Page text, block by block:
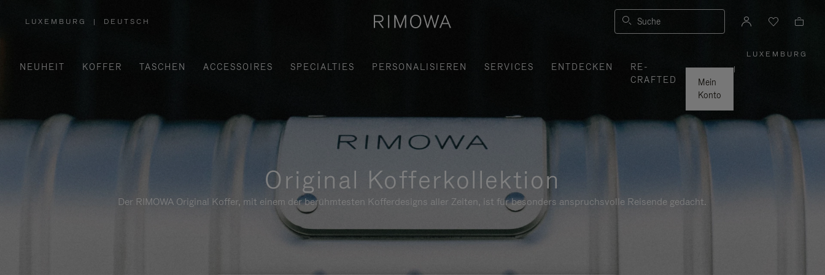
LUXEMBURG
,
AUS
| DEUTSCH Suche
NEUHEIT KOFFER TASCHEN ACCESSOIRES SPECIALTIES PERSONALISIEREN SERVICES ENTDECKEN
RE-
CRAFTED
Mein
Konto
LUXEMBURG
|
Original Kofferkollektion
Der RIMOWA Original Koffer, mit einem der berühmtesten Kofferdesigns aller Zeiten, ist für besonders anspruchsvolle Reisende gedacht.